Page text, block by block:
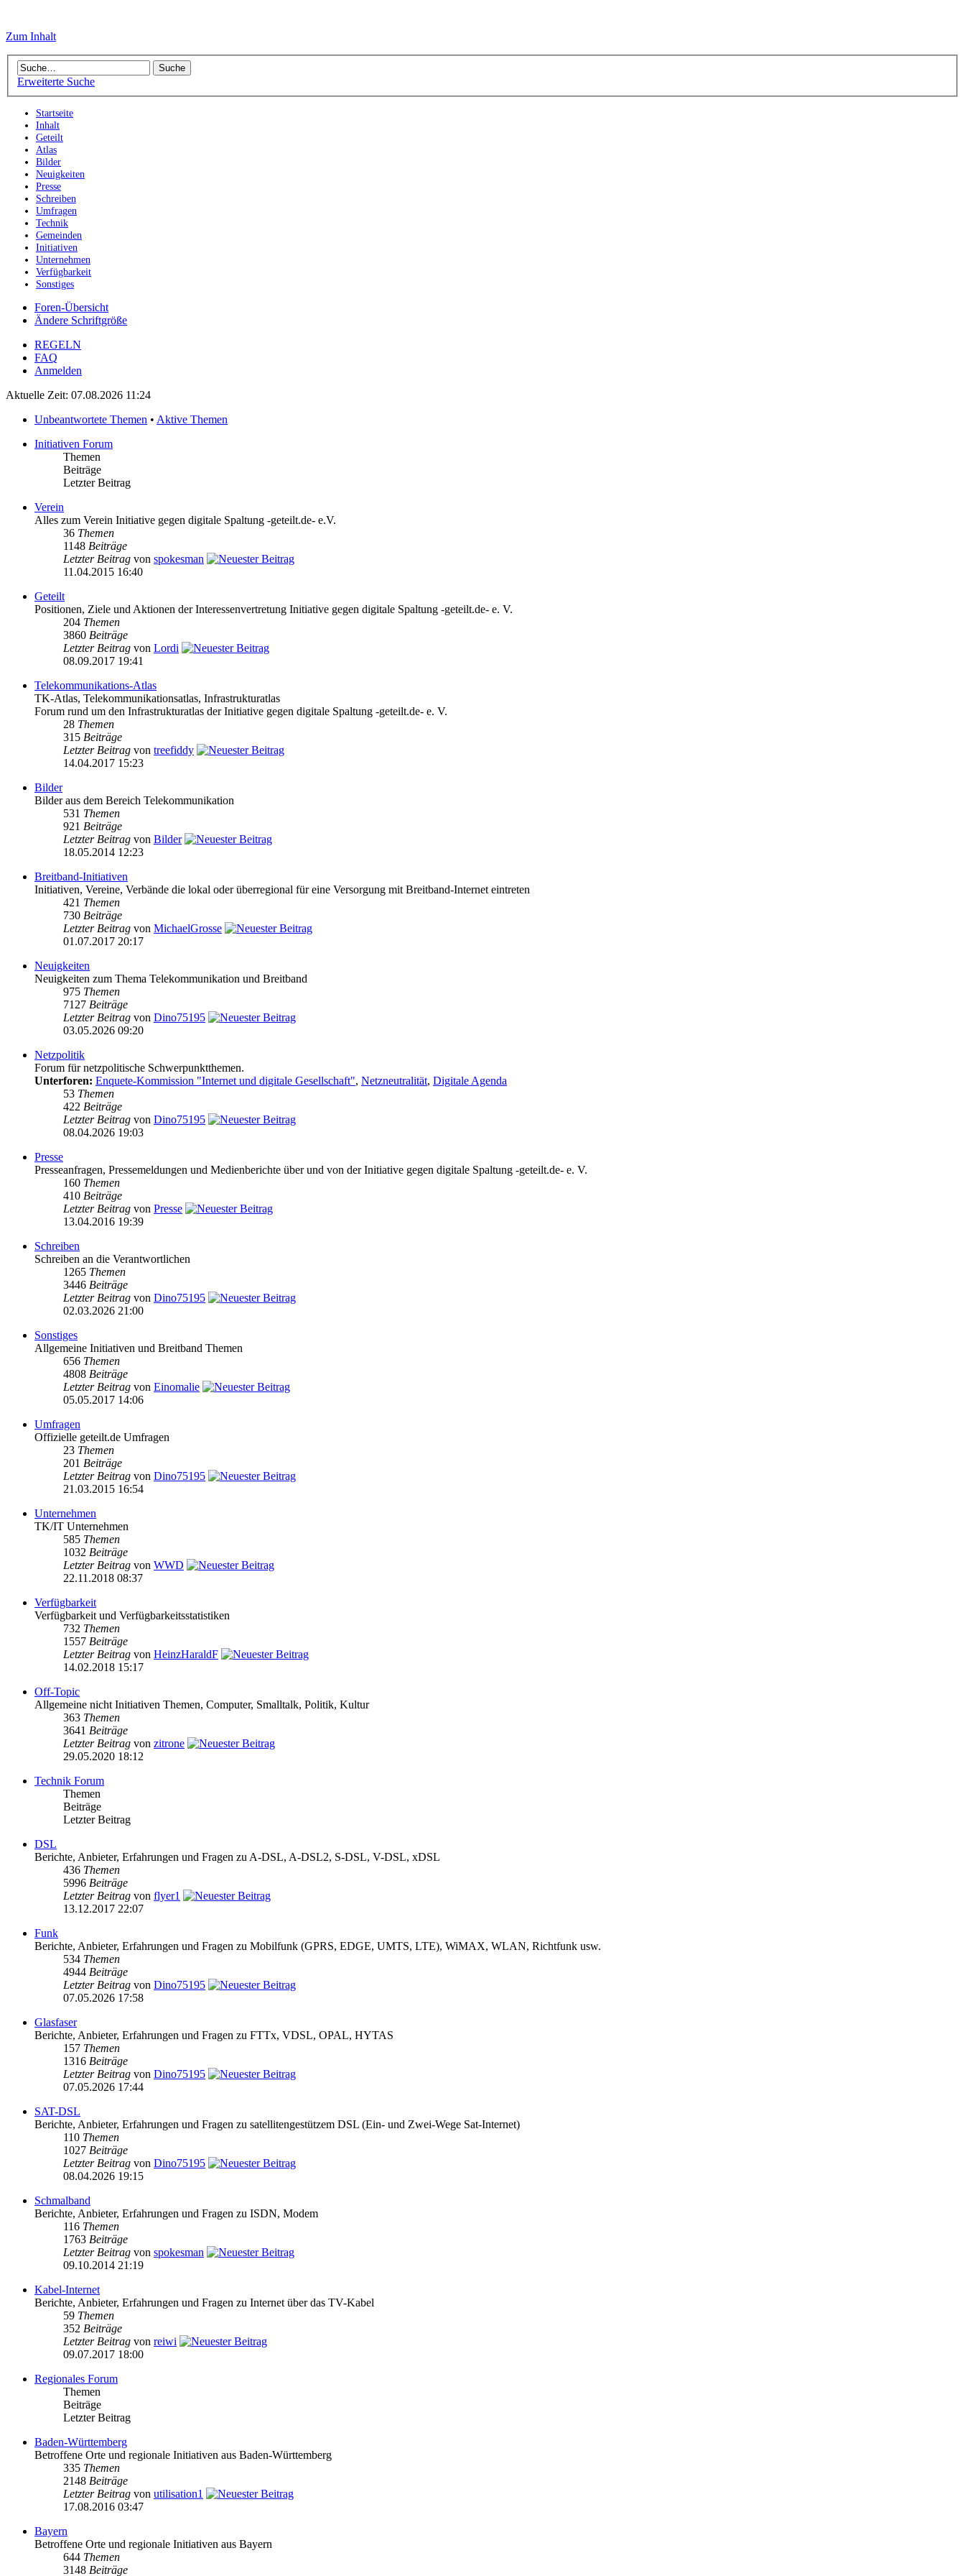
Zum Inhalt
Erweiterte Suche
Startseite
Inhalt
Geteilt
Atlas
Bilder
Neuigkeiten
Presse
Schreiben
Umfragen
Technik
Gemeinden
Initiativen
Unternehmen
Verfügbarkeit
Sonstiges
Foren-Übersicht
Ändere Schriftgröße
REGELN
FAQ
Anmelden
Aktuelle Zeit: 07.08.2026 11:24
Unbeantwortete Themen • Aktive Themen
Initiativen Forum
Themen
Beiträge
Letzter Beitrag
Verein
Alles zum Verein Initiative gegen digitale Spaltung -geteilt.de- e.V.
36 Themen
1148 Beiträge
Letzter Beitrag von spokesman
11.04.2015 16:40
Geteilt
Positionen, Ziele und Aktionen der Interessenvertretung Initiative gegen digitale Spaltung -geteilt.de- e. V.
204 Themen
3860 Beiträge
Letzter Beitrag von Lordi
08.09.2017 19:41
Telekommunikations-Atlas
TK-Atlas, Telekommunikationsatlas, Infrastrukturatlas
Forum rund um den Infrastrukturatlas der Initiative gegen digitale Spaltung -geteilt.de- e. V.
28 Themen
315 Beiträge
Letzter Beitrag von treefiddy
14.04.2017 15:23
Bilder
Bilder aus dem Bereich Telekommunikation
531 Themen
921 Beiträge
Letzter Beitrag von Bilder
18.05.2014 12:23
Breitband-Initiativen
Initiativen, Vereine, Verbände die lokal oder überregional für eine Versorgung mit Breitband-Internet eintreten
421 Themen
730 Beiträge
Letzter Beitrag von MichaelGrosse
01.07.2017 20:17
Neuigkeiten
Neuigkeiten zum Thema Telekommunikation und Breitband
975 Themen
7127 Beiträge
Letzter Beitrag von Dino75195
03.05.2026 09:20
Netzpolitik
Forum für netzpolitische Schwerpunktthemen.
Unterforen: Enquete-Kommission "Internet und digitale Gesellschaft", Netzneutralität, Digitale Agenda
53 Themen
422 Beiträge
Letzter Beitrag von Dino75195
08.04.2026 19:03
Presse
Presseanfragen, Pressemeldungen und Medienberichte über und von der Initiative gegen digitale Spaltung -geteilt.de- e. V.
160 Themen
410 Beiträge
Letzter Beitrag von Presse
13.04.2016 19:39
Schreiben
Schreiben an die Verantwortlichen
1265 Themen
3446 Beiträge
Letzter Beitrag von Dino75195
02.03.2026 21:00
Sonstiges
Allgemeine Initiativen und Breitband Themen
656 Themen
4808 Beiträge
Letzter Beitrag von Einomalie
05.05.2017 14:06
Umfragen
Offizielle geteilt.de Umfragen
23 Themen
201 Beiträge
Letzter Beitrag von Dino75195
21.03.2015 16:54
Unternehmen
TK/IT Unternehmen
585 Themen
1032 Beiträge
Letzter Beitrag von WWD
22.11.2018 08:37
Verfügbarkeit
Verfügbarkeit und Verfügbarkeitsstatistiken
732 Themen
1557 Beiträge
Letzter Beitrag von HeinzHaraldF
14.02.2018 15:17
Off-Topic
Allgemeine nicht Initiativen Themen, Computer, Smalltalk, Politik, Kultur
363 Themen
3641 Beiträge
Letzter Beitrag von zitrone
29.05.2020 18:12
Technik Forum
Themen
Beiträge
Letzter Beitrag
DSL
Berichte, Anbieter, Erfahrungen und Fragen zu A-DSL, A-DSL2, S-DSL, V-DSL, xDSL
436 Themen
5996 Beiträge
Letzter Beitrag von flyer1
13.12.2017 22:07
Funk
Berichte, Anbieter, Erfahrungen und Fragen zu Mobilfunk (GPRS, EDGE, UMTS, LTE), WiMAX, WLAN, Richtfunk usw.
534 Themen
4944 Beiträge
Letzter Beitrag von Dino75195
07.05.2026 17:58
Glasfaser
Berichte, Anbieter, Erfahrungen und Fragen zu FTTx, VDSL, OPAL, HYTAS
157 Themen
1316 Beiträge
Letzter Beitrag von Dino75195
07.05.2026 17:44
SAT-DSL
Berichte, Anbieter, Erfahrungen und Fragen zu satellitengestützem DSL (Ein- und Zwei-Wege Sat-Internet)
110 Themen
1027 Beiträge
Letzter Beitrag von Dino75195
08.04.2026 19:15
Schmalband
Berichte, Anbieter, Erfahrungen und Fragen zu ISDN, Modem
116 Themen
1763 Beiträge
Letzter Beitrag von spokesman
09.10.2014 21:19
Kabel-Internet
Berichte, Anbieter, Erfahrungen und Fragen zu Internet über das TV-Kabel
59 Themen
352 Beiträge
Letzter Beitrag von reiwi
09.07.2017 18:00
Regionales Forum
Themen
Beiträge
Letzter Beitrag
Baden-Württemberg
Betroffene Orte und regionale Initiativen aus Baden-Württemberg
335 Themen
2148 Beiträge
Letzter Beitrag von utilisation1
17.08.2016 03:47
Bayern
Betroffene Orte und regionale Initiativen aus Bayern
644 Themen
3148 Beiträge